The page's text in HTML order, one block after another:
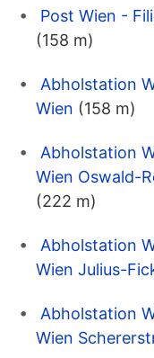
Post Wien -
(158 m)
Abholstation
Wien (158 m)
Abholstation
Wien Oswald-
(222 m)
Abholstation
Wien Julius-
Abholstation
Wien